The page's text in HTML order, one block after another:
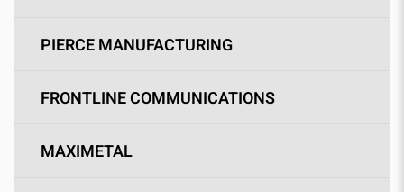
PIERCE MANUFACTURING
FRONTLINE COMMUNICATIONS
MAXIMETAL